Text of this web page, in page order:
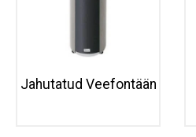
Jahutatud Veefontään